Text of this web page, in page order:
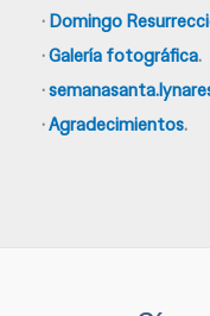
· Domingo
·Galería fotográfica.
·
·Agradecimientos.